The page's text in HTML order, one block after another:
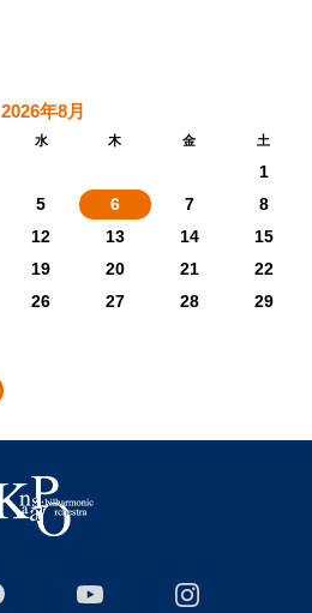
2026年8月
水 木 金 土
1
5 6 7
8
12 13 14
15
19 20 21
22
26 27 28
29